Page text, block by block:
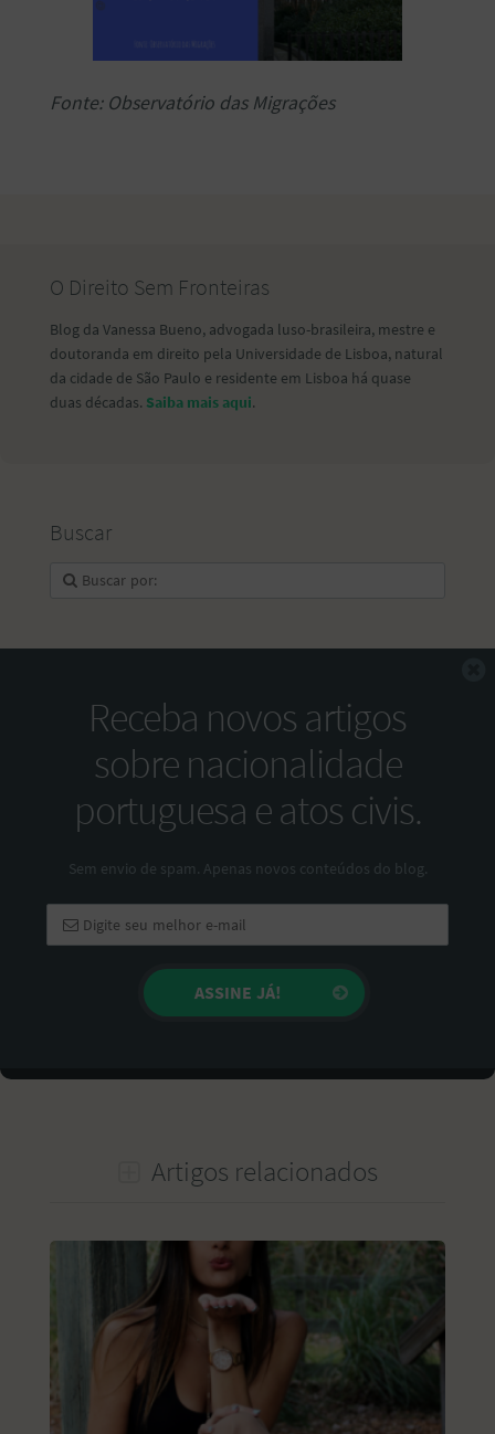
Fonte: Observatório das Migrações
O Direito Sem Fronteiras
Blog da Vanessa Bueno, advogada luso-brasileira, mestre e
doutoranda em direito pela Universidade de Lisboa, natural
da cidade de São Paulo e residente em Lisboa há quase
duas décadas. Saiba mais aqui.
Buscar
Receba novos artigos
sobre nacionalidade
portuguesa e atos civis.
Sem envio de spam. Apenas novos conteúdos do blog.
Artigos relacionados